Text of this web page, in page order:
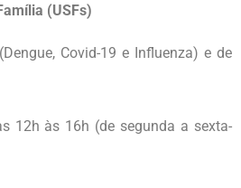
(USFs)
Covid-19 e Influenza) e de
12h às 16h (de segunda a sexta-